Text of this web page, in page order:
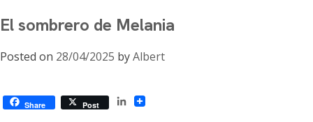
El sombrero de Melania
Posted on 28/04/2025 byAlbert
Share Post
LinkedIn